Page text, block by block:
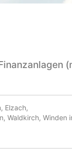
Elzach,
Waldkirch, Winden